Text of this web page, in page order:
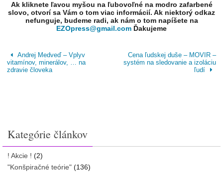
Ak kliknete ľavou myšou na ľubovoľné na modro zafarbené
slovo, otvorí sa Vám o tom viac informácií. Ak niektorý odkaz
nefunguje, budeme radi, ak nám o tom napíšete na
EZOpress@gmail.com Ďakujeme
Andrej Medveď – Vplyv
vitamínov, minerálov, … na
zdravie človeka
Cena ľudskej duše – MOVIR –
systém na sledovanie a izoláciu
ľudí
Kategórie článkov
! Akcie ! (2)
"Konšpiračné teórie" (136)